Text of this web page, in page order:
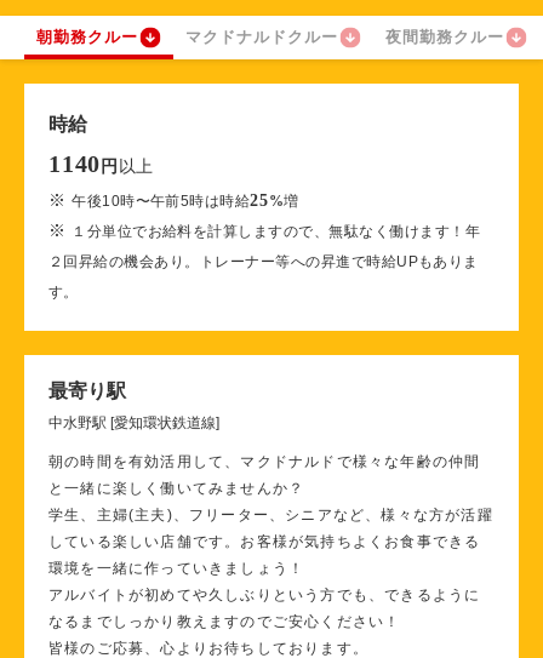
朝勤務クルー マクドナルドクルー 夜間勤務クルー
時給
1140 円 以上
※午後10時〜午前5時は時給25%増
※
１分単位でお給料を計算しますので、無駄なく働けます！年
２回昇給の機会あり。トレーナー等への昇進で時給UPもありま
す。
最寄り駅
中水野駅 [愛知環状鉄道線]
朝の時間を有効活用して、マクドナルドで様々な年齢の仲間
と一緒に楽しく働いてみませんか？
学生、主婦(主夫)、フリーター、シニアなど、様々な方が活躍
している楽しい店舗です。お客様が気持ちよくお食事できる
環境を一緒に作っていきましょう！
アルバイトが初めてや久しぶりという方でも、できるように
なるまでしっかり教えますのでご安心ください！
皆様のご応募、心よりお待ちしております。